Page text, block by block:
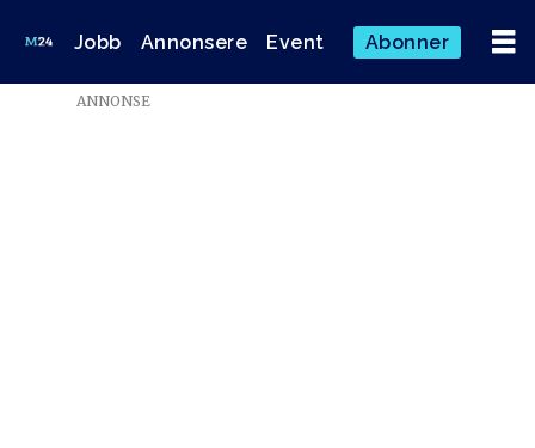
Jobb Annonsere Event Abonner
ANNONSE